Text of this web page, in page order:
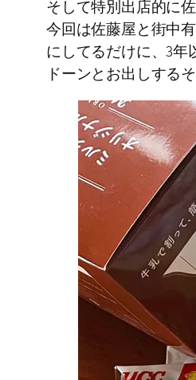
そして特別出店的に
今回は佐藤屋と街中
にしてるだけに、3
ドーンとお出しする